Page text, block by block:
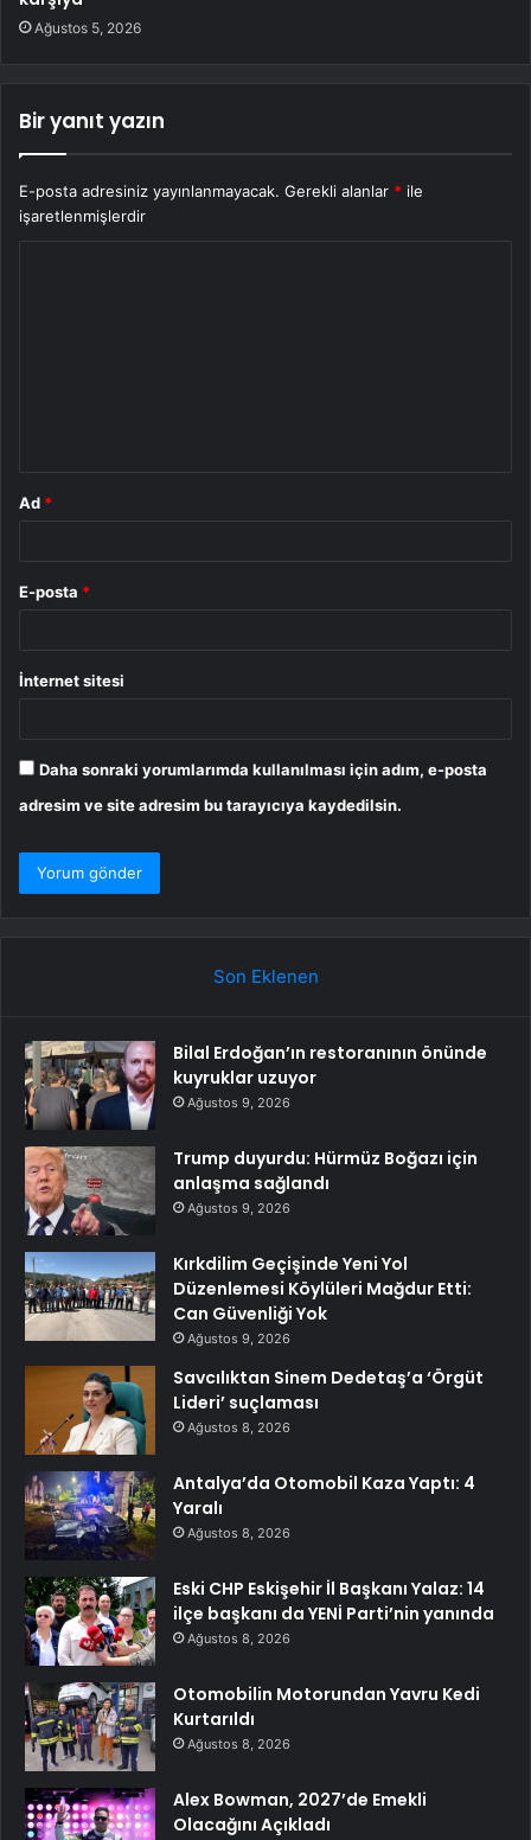
Ağustos 5, 2026
Bir yanıt yazın
E-posta adresiniz yayınlanmayacak. Gerekli alanlar * ile
işaretlenmişlerdir
Ad *
E-posta *
İnternet sitesi
Daha sonraki yorumlarımda kullanılması için adım, e-posta
adresim ve site adresim bu tarayıcıya kaydedilsin.
Son Eklenen
Bilal Erdoğan’ın restoranının önünde
kuyruklar uzuyor
Ağustos 9, 2026
Trump duyurdu: Hürmüz Boğazı için
anlaşma sağlandı
Ağustos 9, 2026
Kırkdilim Geçişinde Yeni Yol
Düzenlemesi Köylüleri Mağdur Etti:
Can Güvenliği Yok
Ağustos 9, 2026
Savcılıktan Sinem Dedetaş’a ‘Örgüt
Lideri’ suçlaması
Ağustos 8, 2026
Antalya’da Otomobil Kaza Yaptı: 4
Yaralı
Ağustos 8, 2026
Eski CHP Eskişehir İl Başkanı Yalaz: 14
ilçe başkanı da YENİ Parti’nin yanında
Ağustos 8, 2026
Otomobilin Motorundan Yavru Kedi
Kurtarıldı
Ağustos 8, 2026
Alex Bowman, 2027’de Emekli
Olacağını Açıkladı